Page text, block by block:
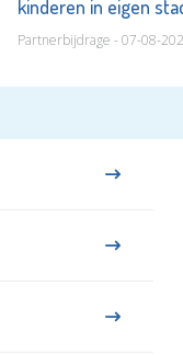
kinderen in eigen
Partnerbijdrage - 07-08-